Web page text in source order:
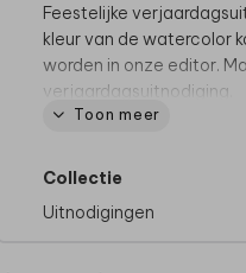
Feestelijke
kleur van de watercolor
worden in onze editor.
verjaardagsuitnodiging.
aanpassen wat zelf niet
te helpen.
Toon meer
Collectie
Uitnodigingen